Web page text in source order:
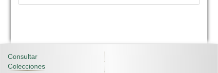
Consultar
Colecciones